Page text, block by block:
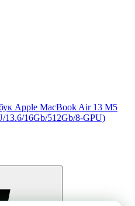
Apple MacBook Air 13 M5
13.6/16Gb/512Gb/8-GPU)